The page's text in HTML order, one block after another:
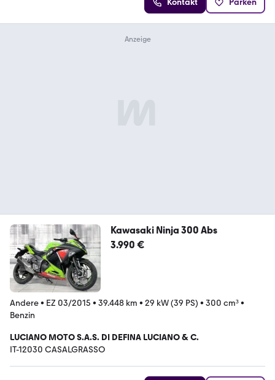
Kawasaki Ninja 300 Abs
3.990 €
Andere• EZ 03/2015 • 39.448 km • 29 kW (39 PS) • 300 cm³•
Benzin
LUCIANO MOTO S.A.S. DI DEFINA LUCIANO & C.
IT-12030 CASALGRASSO